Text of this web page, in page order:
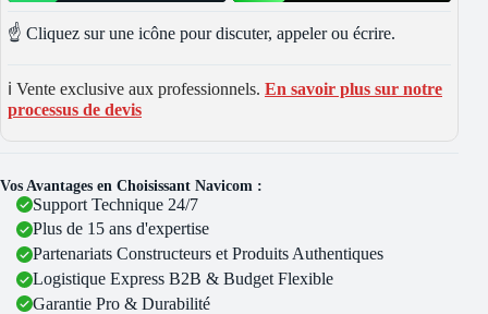
☝️ Cliquez sur une icône pour discuter, appeler ou écrire.
ℹ️ Vente exclusive aux professionnels. En savoir plus sur notre
processus de devis
Vos Avantages en Choisissant Navicom :
Support Technique 24/7
Plus de 15 ans d'expertise
Partenariats Constructeurs et Produits Authentiques
Logistique Express B2B & Budget Flexible
Garantie Pro & Durabilité